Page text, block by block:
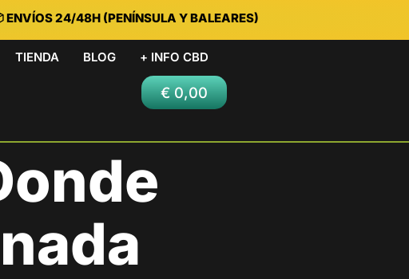
ENVÍOS 24/48H (PENÍNSULA Y BALEARES)
TIENDA BLOG + INFO CBD
€0,00